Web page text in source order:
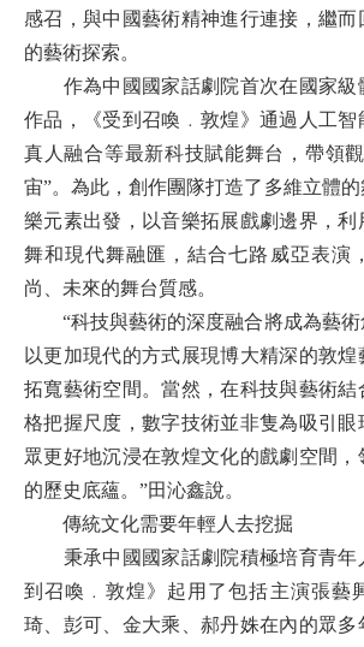
感召，與中國藝術精神進行連接，繼而
的藝術探索。
作為中國國家話劇院首次在國家級
作品，《受到召喚﹒敦煌》通過人工
真人融合等最新科技賦能舞台，帶領
宙”。為此，創作團隊打造了多維立體
樂元素出發，以音樂拓展戲劇邊界，
舞和現代舞融匯，結合七路威亞表演
尚、未來的舞台質感。
“科技與藝術的深度融合將成為藝術
以更加現代的方式展現博大精深的敦煌
拓寬藝術空間。當然，在科技與藝術結
格把握尺度，數字技術並非隻為吸引眼
眾更好地沉浸在敦煌文化的戲劇空間
的歷史底蘊。”田沁鑫說。
傳統文化需要年輕人去挖掘
秉承中國國家話劇院積極培育青年
到召喚﹒敦煌》起用了包括主演張藝
琦、彭可、金大乘、郝丹姝在內的眾多